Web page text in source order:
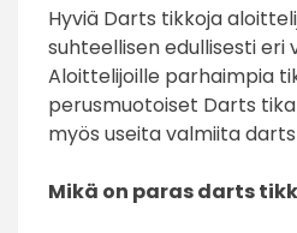
Hyviä Darts tikkoja
suhteellisen edullisesti eri
Aloittelijoille parhaimpia
perusmuotoiset Darts
myös useita valmiita
Mikä on paras darts